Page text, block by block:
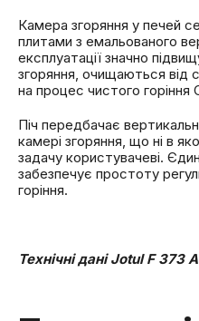
Камера згоряння у печей
плитами з емальованого
експлуатації значно
згоряння, очищаються від
на процес чистого горіння
Піч передбачає
камері згоряння, що ні в
задачу користувачеві.
забезпечує простоту
горіння.
Технічні дані Jotul F 373